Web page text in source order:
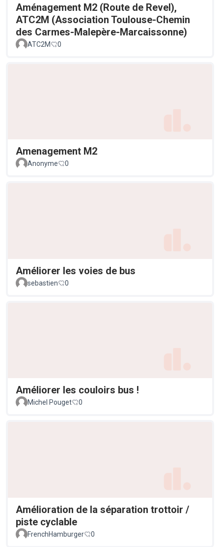
Aménagement M2 (Route de Revel),
ATC2M (Association Toulouse-Chemin
des Carmes-Malepère-Marcaissonne)
ATC2M 0
Amenagement M2
Anonyme 0
Améliorer les voies de bus
sebastien 0
Améliorer les couloirs bus !
Michel Pouget 0
Amélioration de la séparation trottoir /
piste cyclable
FrenchHamburger 0